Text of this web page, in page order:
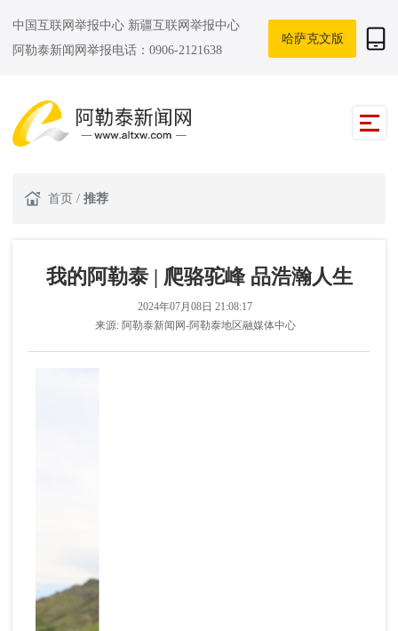
中国互联网举报中心 新疆互联网举报中心
阿勒泰新闻网举报电话：0906-2121638
哈萨克文版
首页 / 推荐
我的阿勒泰 | 爬骆驼峰 品浩瀚人生
2024年07月08日 21:08:17
来源: 阿勒泰新闻网-阿勒泰地区融媒体中心